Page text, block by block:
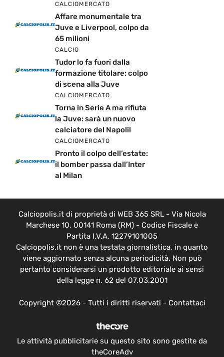
CALCIOMERCATO
Affare monumentale tra
Juve e Liverpool, colpo da
65 milioni
CALCIO
Tudor lo fa fuori dalla
formazione titolare: colpo
di scena alla Juve
CALCIOMERCATO
Torna in Serie A ma rifiuta
la Juve: sarà un nuovo
calciatore del Napoli!
CALCIOMERCATO
Pronto il colpo dell’estate:
il bomber passa dall’Inter
al Milan
Calciopolis.it di proprietà di WEB 365 SRL - Via Nicola
Marchese 10, 00141 Roma (RM) - Codice Fiscale e
Partita I.V.A. 12279101005
Calciopolis.it non è una testata giornalistica, in quanto
viene aggiornato senza alcuna periodicità. Non può
pertanto considerarsi un prodotto editoriale ai sensi
della legge n. 62 del 07.03.2001
Copyright ©2026 - Tutti i diritti riservati - Contattaci
Le attività pubblicitarie su questo sito sono gestite da
theCoreAdv